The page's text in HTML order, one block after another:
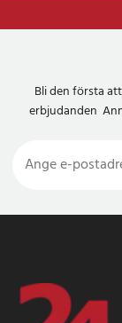
Bli den första
erbjudanden